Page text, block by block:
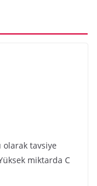
olarak tavsiye
miktarda C